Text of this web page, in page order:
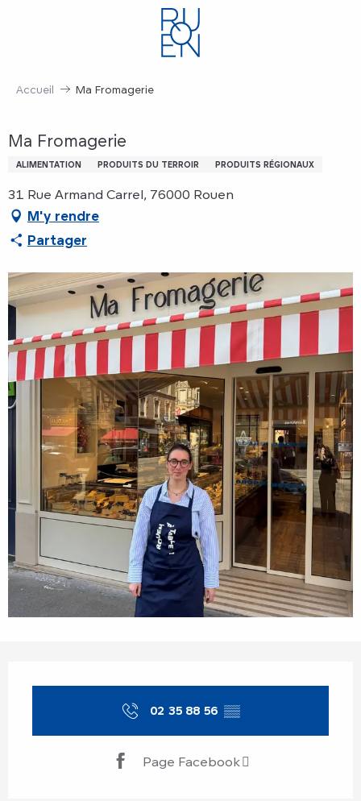
Accueil Ma Fromagerie
Ma Fromagerie
ALIMENTATION PRODUITS DU TERROIR PRODUITS RÉGIONAUX
31 Rue Armand Carrel, 76000 Rouen
M'y rendre
Partager
02 35 88 56 ▒▒
Page Facebook